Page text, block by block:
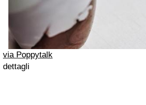
via Poppytalk
dettagli